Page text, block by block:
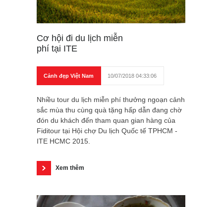
Cơ hội đi du lịch miễn
phí tại ITE
Cảnh đẹp Việt Nam 10/07/2018 04:33:06
Nhiều tour du lịch miễn phí thưởng ngoạn cảnh
sắc mùa thu cùng quà tặng hấp dẫn đang chờ
đón du khách đến tham quan gian hàng của
Fiditour tại Hội chợ Du lịch Quốc tế TPHCM -
ITE HCMC 2015.
Xem thêm